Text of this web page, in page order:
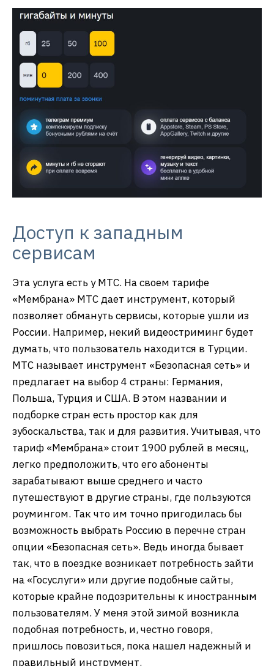
Доступ к западным
сервисам
Эта услуга есть у МТС. На своем тарифе
«Мембрана» МТС дает инструмент, который
позволяет обмануть сервисы, которые ушли из
России. Например, некий видеостриминг будет
думать, что пользователь находится в Турции.
МТС называет инструмент «Безопасная сеть» и
предлагает на выбор 4 страны: Германия,
Польша, Турция и США. В этом названии и
подборке стран есть простор как для
зубоскальства, так и для развития. Учитывая, что
тариф «Мембрана» стоит 1900 рублей в месяц,
легко предположить, что его абоненты
зарабатывают выше среднего и часто
путешествуют в другие страны, где пользуются
роумингом. Так что им точно пригодилась бы
возможность выбрать Россию в перечне стран
опции «Безопасная сеть». Ведь иногда бывает
так, что в поездке возникает потребность зайти
на «Госуслуги» или другие подобные сайты,
которые крайне подозрительны к иностранным
пользователям. У меня этой зимой возникла
подобная потребность, и, честно говоря,
пришлось повозиться, пока нашел надежный и
правильный инструмент.